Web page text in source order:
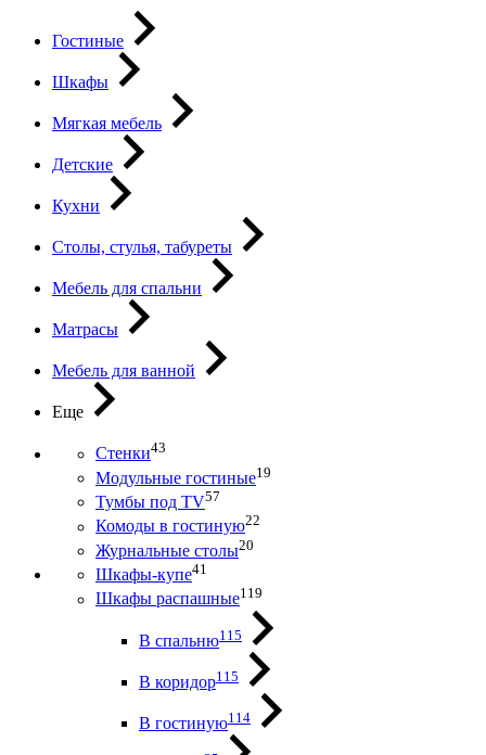
Гостиные
Шкафы
Мягкая мебель
Детские
Кухни
Столы, стулья, табуреты
Мебель для спальни
Матрасы
Мебель для ванной
Еще
Стенки43
Модульные гостиные19
Тумбы под ТV57
Комоды в гостиную22
Журнальные столы20
Шкафы-купе41
Шкафы распашные119
В спальню115
В коридор115
В гостиную114